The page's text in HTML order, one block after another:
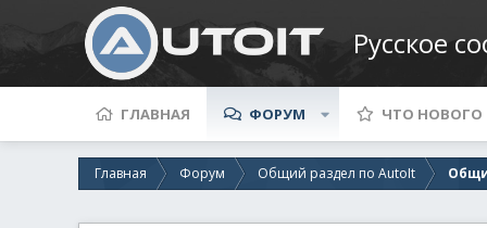
Русское
ГЛАВНАЯ ФОРУМ ЧТО НОВОГО
Главная Форум Общий раздел по AutoIt